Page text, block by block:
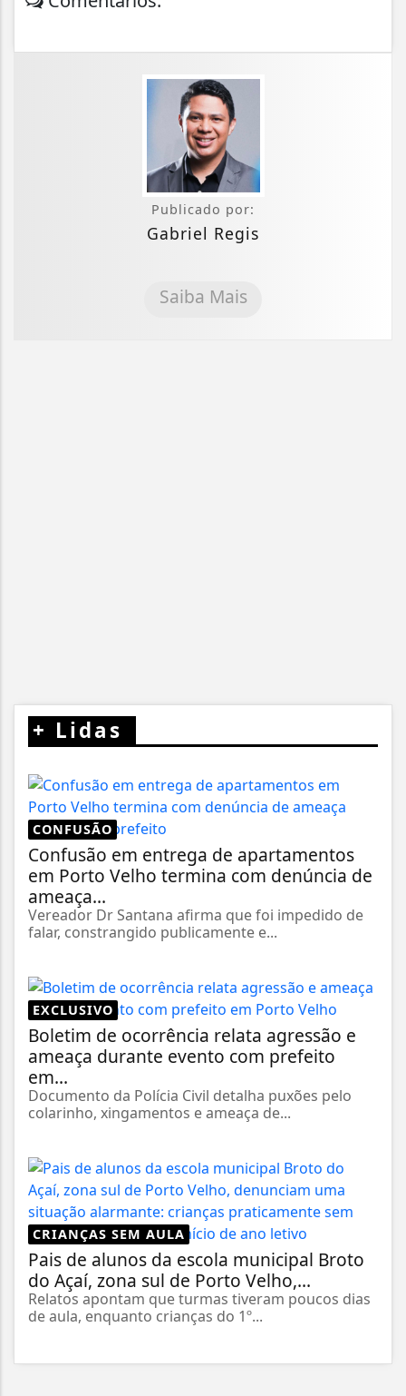
Publicado por:
Gabriel Regis
Saiba Mais
+ Lidas
CONFUSÃO
Confusão em entrega de apartamentos
em Porto Velho termina com denúncia de
ameaça...
Vereador Dr Santana afirma que foi impedido de
falar, constrangido publicamente e...
EXCLUSIVO
Boletim de ocorrência relata agressão e
ameaça durante evento com prefeito
em...
Documento da Polícia Civil detalha puxões pelo
colarinho, xingamentos e ameaça de...
CRIANÇAS SEM AULA
Pais de alunos da escola municipal Broto
do Açaí, zona sul de Porto Velho,...
Relatos apontam que turmas tiveram poucos dias
de aula, enquanto crianças do 1º...